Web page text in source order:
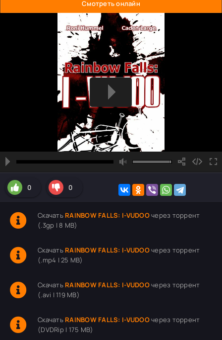
Смотреть онлайн
0 0
Скачать RAINBOW FALLS: I-VUDOOчерез торрент
(.3gp | 8 MB)
Скачать RAINBOW FALLS: I-VUDOOчерез торрент
(.mp4 | 25 MB)
Скачать RAINBOW FALLS: I-VUDOOчерез торрент
(.avi | 119 MB)
Скачать RAINBOW FALLS: I-VUDOOчерез торрент
(DVDRip | 175 MB)